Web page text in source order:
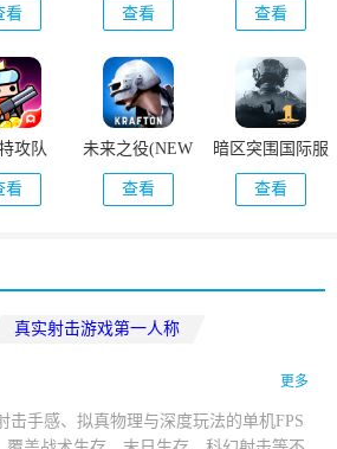
看 查看 查看
攻队
看
未来之役(NEW
STATE Mobile)
查看
暗区突围国际服
(Arena Breakout)
查看
真实射击游戏第一人称
更多
击手感、拟真物理与深度玩法的单机FPS